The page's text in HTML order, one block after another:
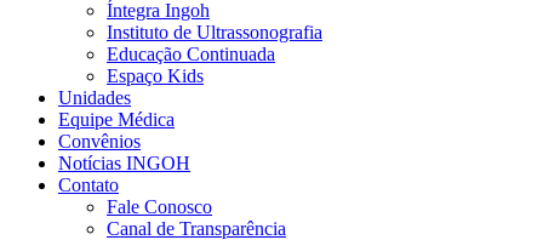
Íntegra Ingoh
Instituto de Ultrassonografia
Educação Continuada
Espaço Kids
Unidades
Equipe Médica
Convênios
Notícias INGOH
Contato
Fale Conosco
Canal de Transparência